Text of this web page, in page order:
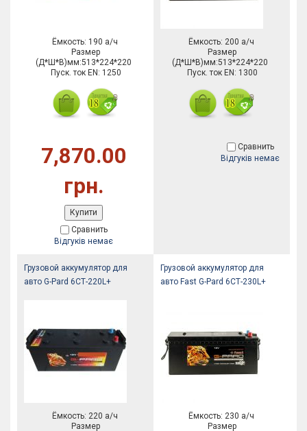
Ёмкость: 190 а/ч
Размер
(Д*Ш*В)мм:513*224*220
Пуск. ток EN: 1250
7,870.00
грн.
Купити
Сравнить
Відгуків немає
Ёмкость: 200 а/ч
Размер
(Д*Ш*В)мм:513*224*220
Пуск. ток EN: 1300
Сравнить
Відгуків немає
Грузовой аккумулятор для
авто G-Pard 6СТ-220L+
Ёмкость: 220 а/ч
Размер
Грузовой аккумулятор для
авто Fast G-Pard 6СТ-230L+
Ёмкость: 230 а/ч
Размер